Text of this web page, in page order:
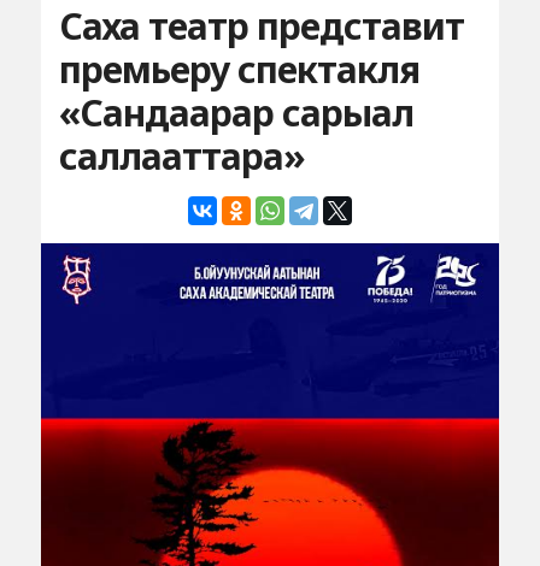
Саха театр представит
премьеру спектакля
«Сандаарар сарыал
саллааттара»